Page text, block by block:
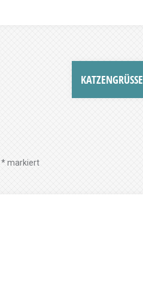
KATZENGRÜSSE
*markiert